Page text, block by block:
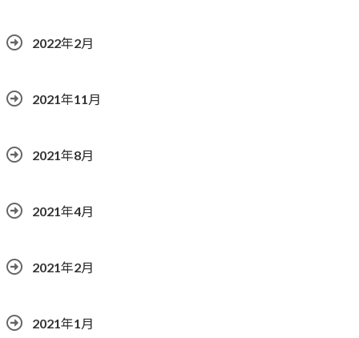
2022年2月
2021年11月
2021年8月
2021年4月
2021年2月
2021年1月